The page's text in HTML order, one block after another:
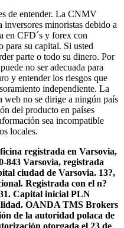
de entender. La CNMV
inversores minoristas debido a
en CFD´s y forex con
para su capital. Si usted
parte o todo su dinero. Por
no ser adecuada para
y entender los riesgos que
independiente. La
web no se dirige a ningún país
del producto en países
sea incompatible
locales.
registrada en Varsovia,
843 Varsovia, registrada
ciudad de Varsovia. 13?,
Registrada con el n?
Capital inicial PLN
OANDA TMS Brokers
de la autoridad polaca de